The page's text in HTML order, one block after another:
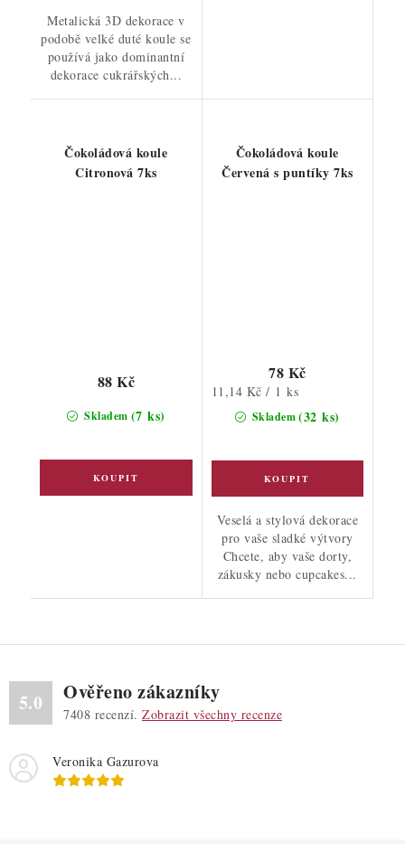
Metalická 3D dekorace v
podobě velké duté koule se
používá jako dominantní
dekorace cukrářských...
Čokoládová koule
Citronová 7ks
Skladem (7 ks)
88 Kč
Čokoládová koule
Červená s puntíky 7ks
Skladem(32 ks)
78 Kč
Měrná
cena:
11,14 Kč / 1 ks
Veselá a stylová dekorace
pro vaše sladké výtvory
Chcete, aby vaše dorty,
zákusky nebo cupcakes...
5.0 Ověřeno zákazníky
7408 recenzí. Zobrazit všechny recenze
Veronika Gazurova